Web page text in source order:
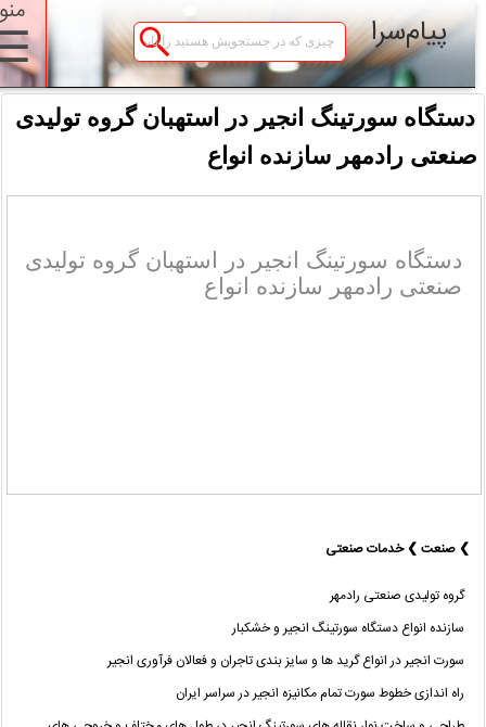
منو
☰ پیام‌سرا
دستگاه سورتینگ انجیر در استهبان گروه تولیدی
رادمهر سازنده انواع
دستگاه سورتینگ انجیر در استهبان گروه تولیدی
صنعتی رادمهر سازنده انواع
❯ صنعت ❯ خدمات صنعتی
گروه تولیدی صنعتی رادمهر
سازنده انواع دستگاه سورتینگ انجیر و خشکبار
سورت انجیر در انواع گرید ها و سایز بندی تاجران و فعالان فرآوری انجیر
راه اندازی خطوط سورت تمام مکانیزه انجیر در سراسر ایران